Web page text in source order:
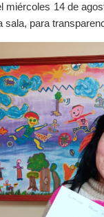
miércoles 14 de
sala, para